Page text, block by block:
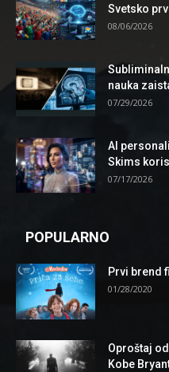
Svetsko
08/06/2026
nauka
07/29/2026
AI
Skims
07/17/2026
POPULARNO
Prvi brend
01/28/2020
Oproštaj
Kobe